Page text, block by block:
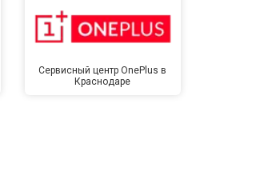
Сервисный центр OnePlus в
Краснодаре